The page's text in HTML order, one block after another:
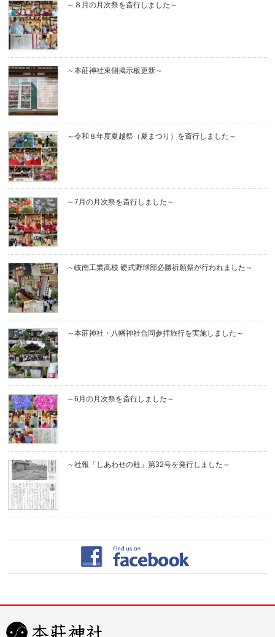
～８月の月次祭を斎行しました～
～本莊神社東側掲示板更新～
～令和８年度夏越祭（夏まつり）を斎行しました～
～7月の月次祭を斎行しました～
～岐南工業高校 硬式野球部必勝祈願祭が行われました～
～本莊神社・八幡神社合同参拝旅行を実施しました～
～6月の月次祭を斎行しました～
～社報「しあわせの杜」第32号を発行しました～